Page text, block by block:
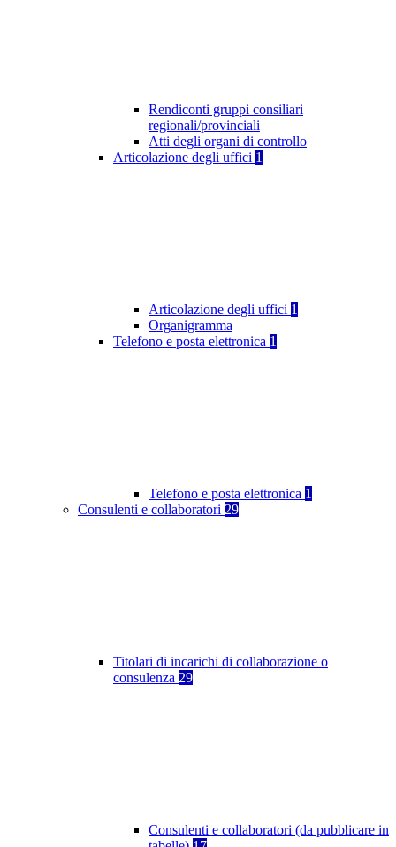
Rendiconti gruppi consiliari
regionali/provinciali
Atti degli organi di controllo
Articolazione degli uffici 1
Articolazione degli uffici 1
Organigramma
Telefono e posta elettronica 1
Telefono e posta elettronica 1
Consulenti e collaboratori 29
Titolari di incarichi di collaborazione o
consulenza 29
Consulenti e collaboratori (da pubblicare in